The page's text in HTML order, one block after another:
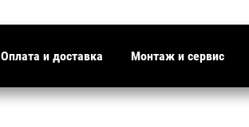
Оплата и доставка Монтаж и сервис